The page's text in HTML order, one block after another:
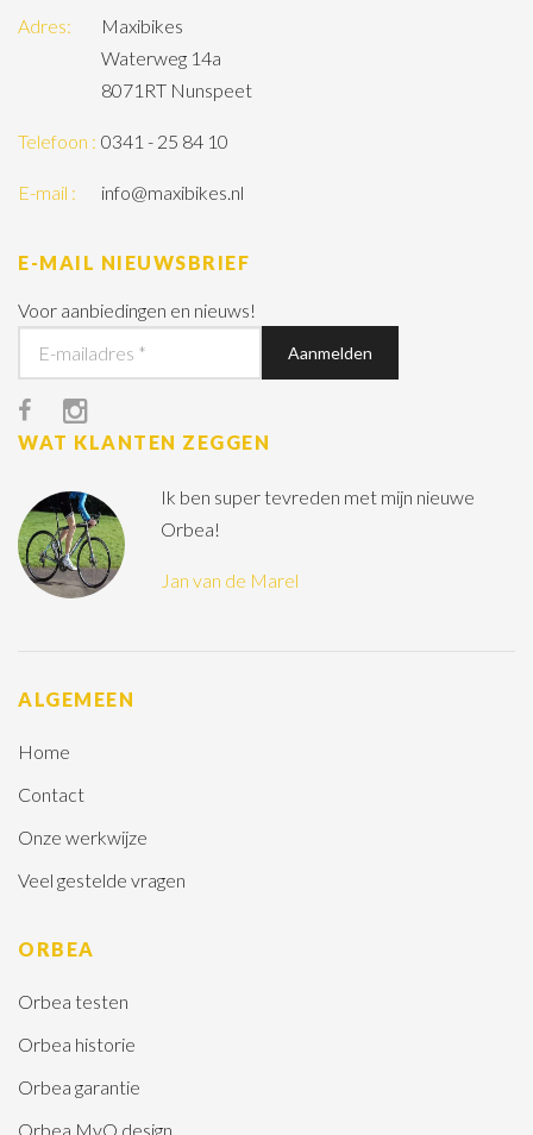
Adres:
Maxibikes
Waterweg 14a
8071RT Nunspeet
Telefoon : 0341 - 25 84 10
E-mail : info@maxibikes.nl
E-MAIL NIEUWSBRIEF
Voor aanbiedingen en nieuws!
WAT KLANTEN ZEGGEN
Ik ben super tevreden met mijn nieuwe
Orbea!
Jan van de Marel
ALGEMEEN
Home
Contact
Onze werkwijze
Veel gestelde vragen
ORBEA
Orbea testen
Orbea historie
Orbea garantie
Orbea MyO design